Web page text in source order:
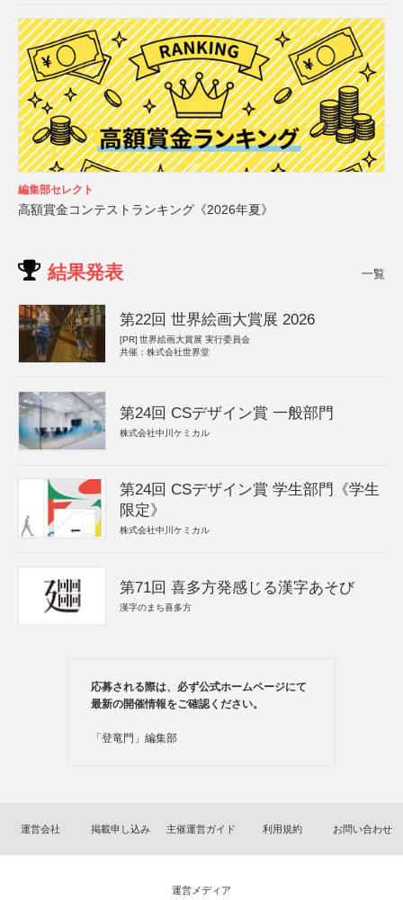
編集部セレクト
高額賞金コンテストランキング《2026年夏》
結果発表 一覧
第22回 世界絵画大賞展 2026
[PR] 世界絵画大賞展 実行委員会
共催：株式会社世界堂
第24回 CSデザイン賞 一般部門
株式会社中川ケミカル
第24回 CSデザイン賞 学生部門《学生
限定》
株式会社中川ケミカル
第71回 喜多方発感じる漢字あそび
漢字のまち喜多方
応募される際は、必ず公式ホームページにて
最新の開催情報をご確認ください。
「登竜門」編集部
運営会社 掲載申し込み 主催運営ガイド 利用規約 お問い合わせ
運営メディア